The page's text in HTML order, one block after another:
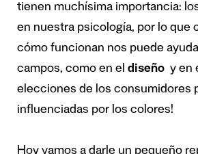
tienen muchísima importancia:
en nuestra psicología, por lo que
cómo funcionan nos puede
campos, como en el diseño y en
elecciones de los consumidores
influenciadas por los colores!